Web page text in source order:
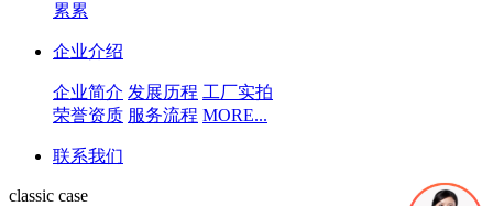
累累
企业介绍
企业简介 发展历程 工厂实拍
荣誉资质 服务流程 MORE...
联系我们
classic case